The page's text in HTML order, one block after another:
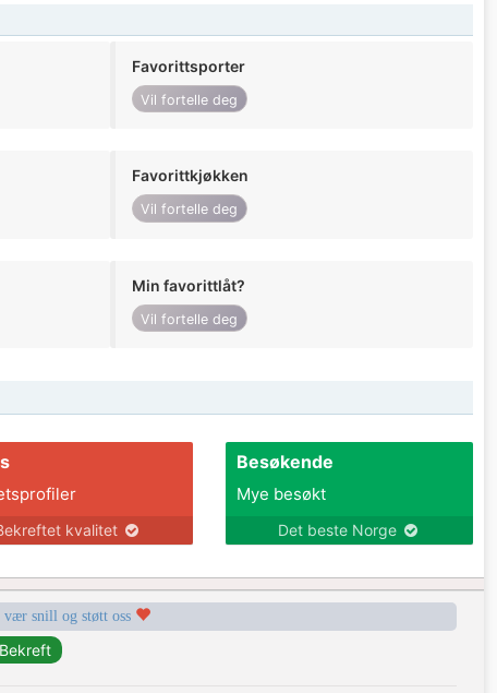
Favorittsporter
Vil fortelle deg
Favorittkjøkken
Vil fortelle deg
Min favorittlåt?
Vil fortelle deg
kvalitet
Besøkende
Mye besøkt
Det beste Norge
vær snill og støtt oss